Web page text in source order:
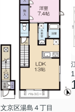
文京区湯島４丁目